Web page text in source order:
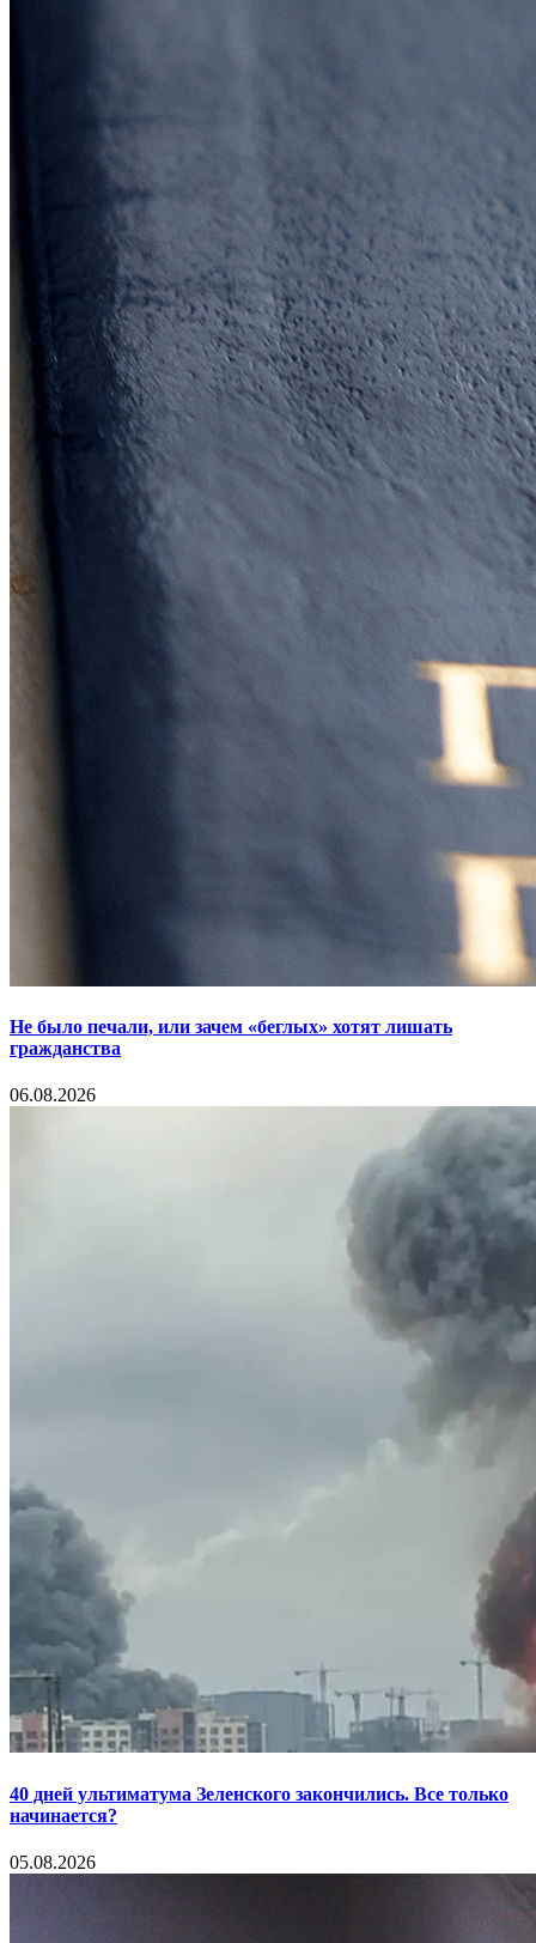
Не было печали, или зачем «беглых» хотят лишать
гражданства
06.08.2026
40 дней ультиматума Зеленского закончились. Все только
начинается?
05.08.2026